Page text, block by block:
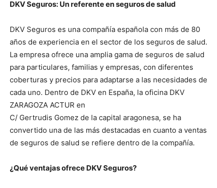
DKV Seguros: Un referente en seguros de salud
DKV Seguros es una compañía española con más de 80
años de experiencia en el sector de los seguros de salud.
La empresa ofrece una amplia gama de seguros de salud
para particulares, familias y empresas, con diferentes
coberturas y precios para adaptarse a las necesidades de
cada uno. Dentro de DKV en España, la oficina DKV
ZARAGOZA ACTUR en
C/ Gertrudis Gomez de la capital aragonesa, se ha
convertido una de las más destacadas en cuanto a ventas
de seguros de salud se refiere dentro de la compañía.
¿Qué ventajas ofrece DKV Seguros?